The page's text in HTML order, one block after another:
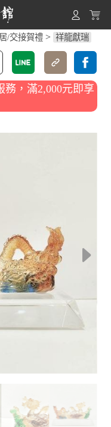
/交接賀禮 > 祥龍獻瑞
務，滿2,000元即享